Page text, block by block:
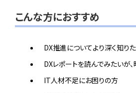
こんな方におすすめ
DX推進についてより深く知り
DXレポートを読んでみたいが
IT人材不足にお困りの方